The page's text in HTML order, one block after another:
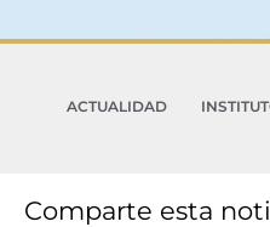
ACTUALIDAD
Comparte esta